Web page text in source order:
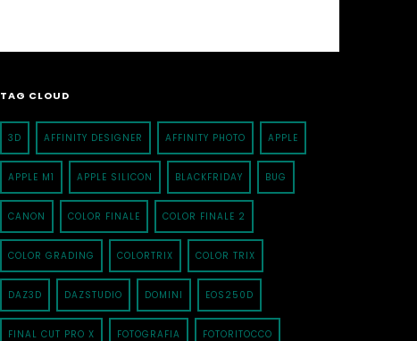
TAG CLOUD
3D AFFINITY DESIGNER AFFINITY PHOTO APPLE
APPLE M1 APPLE SILICON BLACKFRIDAY BUG
CANON COLOR FINALE COLOR FINALE 2
COLOR GRADING COLORTRIX COLOR TRIX
DAZ3D DAZSTUDIO DOMINI EOS250D
FINAL CUT PRO X FOTOGRAFIA FOTORITOCCO